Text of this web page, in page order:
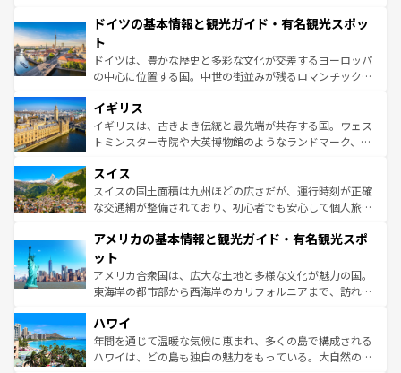
せる。地方によって風土や気候が異なるスペインはその個
ンテンツ一覧 を参照してほしい。
で、幅広い魅力が詰まっている。華麗な宮殿、歴史的な大
聖堂、美しいビーチ、そして豊かな自然が、訪れる者を心
から魅了する。また、フランスは美食の国としても知ら
れ、フランス料理はユネスコ無形文化遺産にも登録されて
香り高いラベンダー畑など、多彩な楽しみ方が可能だ。さ
らに、パリ以外の地域にも魅力が溢れており、どの街角に
も豊かな歴史と文化が息づいている。パリ以外の個性あふ
を参照してほしい。
ドイツの基本情報と観光ガイド・有名観光スポッ
ト
ドイツは、豊かな歴史と多彩な文化が交差するヨーロッパ
の中心に位置する国。中世の街並みが残るロマンチック街
顔を持つこの国は、どこを歩いても飽きることがない。ベ
ルリンの文化的活気、バイエルン州のアルプスの絶景、そ
してライン川沿いのワイン畑といった風景は必見。ビール
は、お酒好きな人にはぜひ体験してほしい。 なお、新着の
ドイツ情報はコンテンツ一覧を参照してほしい。
イギリス
イギリスは、古きよき伝統と最先端が共存する国。ウェス
トミンスター寺院や大英博物館のようなランドマーク、歴
リアごとに異なる魅力がある。また、優雅なアフタヌーン
ティー、ビール好きにはたまらない英国パブ、サッカー観
戦など、本場だからこそできる体験も豊富。イギリスを旅
ンツ一覧を参照してほしい。
スイス
スイスの国土面積は九州ほどの広さだが、運行時刻が正確
な交通網が整備されており、初心者でも安心して個人旅行
の建物がそのまま残る町や、スイスならではのユニークな
博物館もあり、アルプス観光だけでなく町歩きも満喫する
ことができる。国民の所得が高いため物価も高いが、旅行
者向けの交通パス提供のサービスもあり、うまく活用すれ
着のスイス情報は
アメリカの基本情報と観光ガイド・有名観光スポ
ット
アメリカ合衆国は、広大な土地と多様な文化が魅力の国。
東海岸の都市部から西海岸のカリフォルニアまで、訪れる
のような巨大都市は、観光、ショッピング、エンターテイ
ンメントが詰まった刺激的なスポットだ。一方、アメリカ
西部には大自然が広がり、グランドキャニオンやイエロー
ハワイ
年間を通じて温暖な気候に恵まれ、多くの島で構成される
ハワイは、どの島も独自の魅力をもっている。大自然の神